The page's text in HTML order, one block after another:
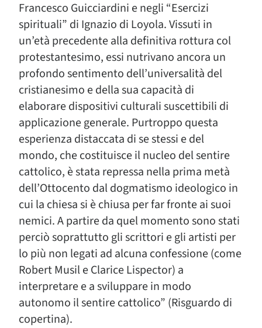
Francesco Guicciardini e negli “Esercizi
spirituali” di Ignazio di Loyola. Vissuti in
un’età precedente alla definitiva rottura col
protestantesimo, essi nutrivano ancora un
profondo sentimento dell’universalità del
cristianesimo e della sua capacità di
elaborare dispositivi culturali suscettibili di
applicazione generale. Purtroppo questa
esperienza distaccata di se stessi e del
mondo, che costituisce il nucleo del sentire
cattolico, è stata repressa nella prima metà
dell’Ottocento dal dogmatismo ideologico in
cui la chiesa si è chiusa per far fronte ai suoi
nemici. A partire da quel momento sono stati
perciò soprattutto gli scrittori e gli artisti per
lo più non legati ad alcuna confessione (come
Robert Musil e Clarice Lispector) a
interpretare e a sviluppare in modo
autonomo il sentire cattolico” (Risguardo di
copertina).